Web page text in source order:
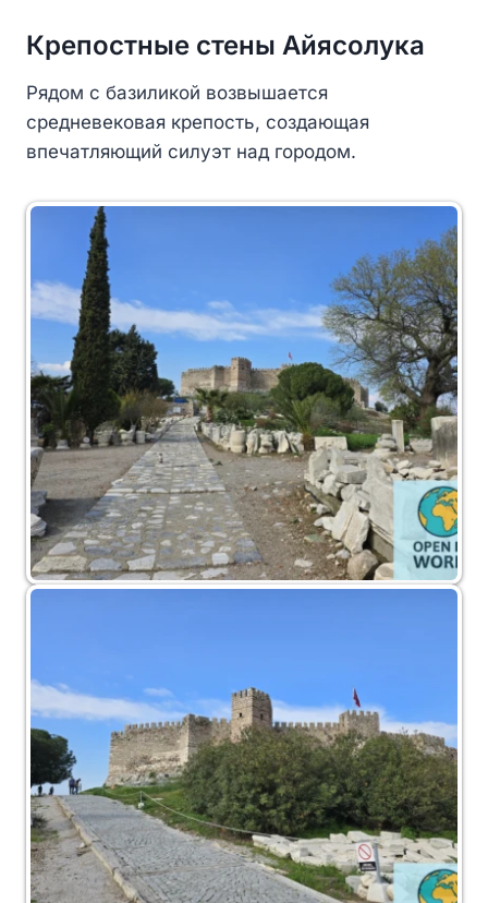
Крепостные стены Айясолука
Рядом с базиликой возвышается
средневековая крепость, создающая
впечатляющий силуэт над городом.